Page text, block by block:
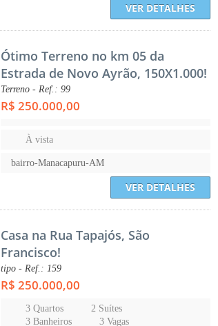
VER DETALHES
Ótimo Terreno no km 05 da
Estrada de Novo Ayrão, 150X1.000!
Terreno - Ref.: 99
R$ 250.000,00
À vista
bairro-Manacapuru-AM
VER DETALHES
Casa na Rua Tapajós, São
Francisco!
tipo - Ref.: 159
R$ 250.000,00
3 Quartos
2 Suítes
3 Banheiros
3 Vagas